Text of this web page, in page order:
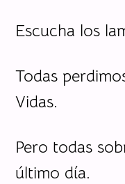
Escucha los
Todas
Vidas.
Pero todas
último día.